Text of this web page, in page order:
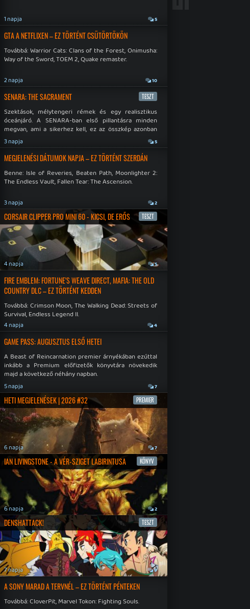
1 napja 5
GTA A NETFLIXEN – EZ TÖRTÉNT CSÜTÖRTÖKÖN
Továbbá: Warrior Cats: Clans of the Forest, Onimusha:
Way of the Sword, TOEM 2, Quake remaster.
2 napja 10
SENARA: THE SACRAMENT TESZT
Szektások, mélytengeri rémek és egy realisztikus
óceánjáró. A SENARA-ban első pillantásra minden
megvan, ami a sikerhez kell, ez az összkép azonban
becsapós.
3 napja 5
MEGJELENÉSI DÁTUMOK NAPJA – EZ TÖRTÉNT SZERDÁN
Benne: Isle of Reveries, Beaten Path, Moonlighter 2:
The Endless Vault, Fallen Tear: The Ascension.
3 napja 2
CORSAIR CLIPPER PRO MINI 60 - KICSI, DE ERŐS TESZT
4 napja 5
FIRE EMBLEM: FORTUNE'S WEAVE DIRECT, MAFIA: THE OLD
COUNTRY DLC – EZ TÖRTÉNT KEDDEN
Továbbá: Crimson Moon, The Walking Dead: Streets of
Survival, Endless Legend II.
4 napja 4
GAME PASS: AUGUSZTUS ELSŐ HETEI
A Beast of Reincarnation premier árnyékában ezúttal
inkább a Premium előfizetők könyvtára növekedik
majd a következő néhány napban.
5 napja 7
HETI MEGJELENÉSEK | 2026 #32 PREMIER
6 napja 7
IAN LIVINGSTONE - A VÉR-SZIGET LABIRINTUSA KÖNYV
6 napja 2
DENSHATTACK! TESZT
7 napja 9
A SONY MARAD A TERVNÉL – EZ TÖRTÉNT PÉNTEKEN
Továbbá: CloverPit, Marvel Tokon: Fighting Souls.